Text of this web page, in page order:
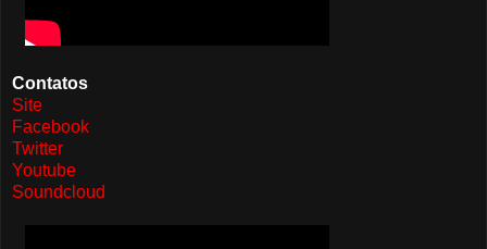
Contatos
Site
Facebook
Twitter
Youtube
Soundcloud